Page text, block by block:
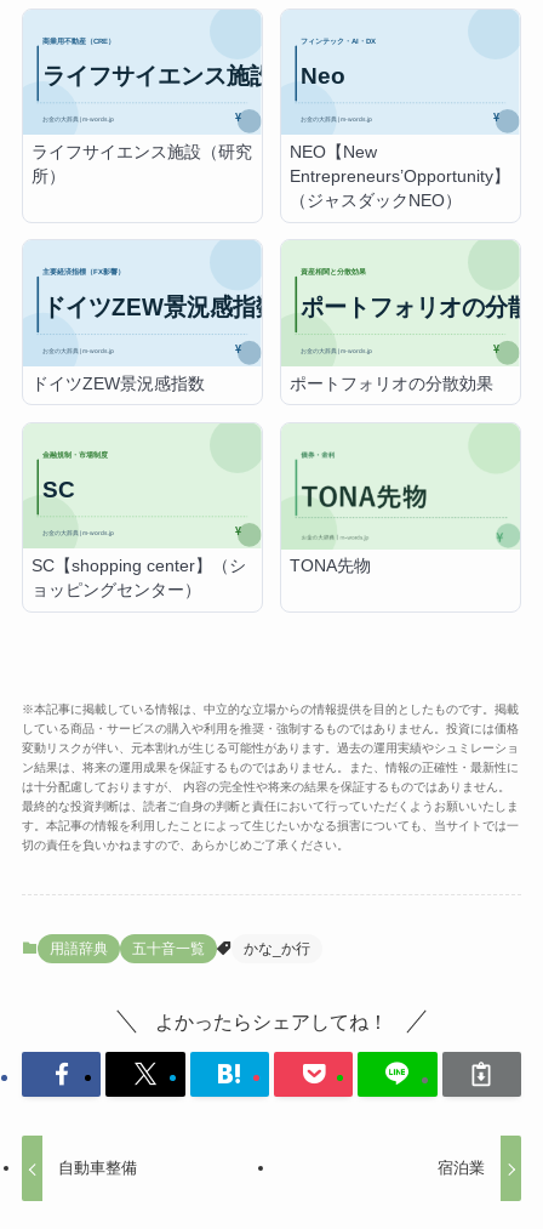
ライフサイエンス施設（研究
所）
NEO【New
Entrepreneurs’Opportunity】
（ジャスダックNEO）
ドイツZEW景況感指数 ポートフォリオの分散効果
SC【shopping center】（シ
ョッピングセンター）
TONA先物
※本記事に掲載している情報は、中立的な立場からの情報提供を目的としたものです。掲載
している商品・サービスの購入や利用を推奨・強制するものではありません。投資には価格
変動リスクが伴い、元本割れが生じる可能性があります。過去の運用実績やシュミレーショ
ン結果は、将来の運用成果を保証するものではありません。また、情報の正確性・最新性に
は十分配慮しておりますが、 内容の完全性や将来の結果を保証するものではありません。
最終的な投資判断は、読者ご自身の判断と責任において行っていただくようお願いいたしま
す。本記事の情報を利用したことによって生じたいかなる損害についても、当サイトでは一
切の責任を負いかねますので、あらかじめご了承ください。
用語辞典 五十音一覧 かな_か行
よかったらシェアしてね！
自動車整備 宿泊業